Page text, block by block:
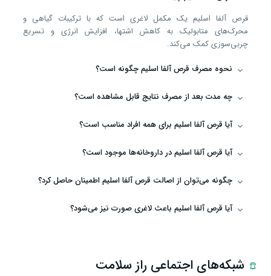
قرص آلفا اسلیم یک مکمل لاغری است که با ترکیبات گیاهی و
محرک‌های متابولیک به کاهش اشتها، افزایش انرژی و تسریع
چربی‌سوزی کمک می‌کند.
نحوه مصرف قرص آلفا اسلیم چگونه است؟
چه مدت بعد از مصرف نتایج قابل مشاهده است؟
آیا قرص آلفا اسلیم برای همه افراد مناسب است؟
آیا قرص آلفا اسلیم در داروخانه‌ها موجود است؟
چگونه می‌توان از اصالت قرص آلفا اسلیم اطمینان حاصل کرد؟
آیا قرص آلفا اسلیم باعث لاغری صورت نیز می‌شود؟
شبکه‌های اجتماعی راز سلامت